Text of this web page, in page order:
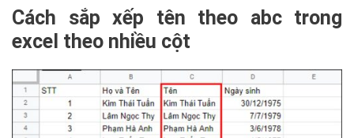
Cách sắp xếp tên theo abc trong
excel theo nhiều cột